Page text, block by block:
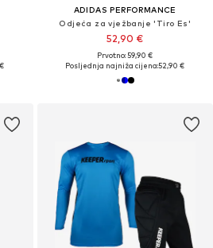
ADIDAS PERFORMANCE
Odjeća za vježbanje 'Tiro Es'
52,90 €
Prvotno: 59,90 €
Posljednja najniža cijena:52,90 €